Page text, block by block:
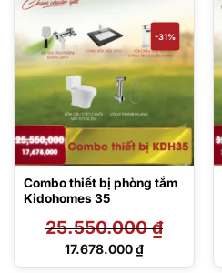
15.632.000 ₫.
-31%
Combo thiết bị phòng tắm
Kidohomes 35
25.550.000₫
Giá
17.678.000₫
Giá